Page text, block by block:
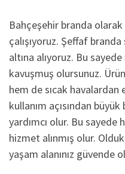
Bahçeşehir branda
çalışıyoruz. Şeffaf
altına alıyoruz. Bu
kavuşmuş olursunuz.
hem de sıcak
kullanım açısından
yardımcı olur. Bu
hizmet alınmış olur.
yaşam alanınız güvende